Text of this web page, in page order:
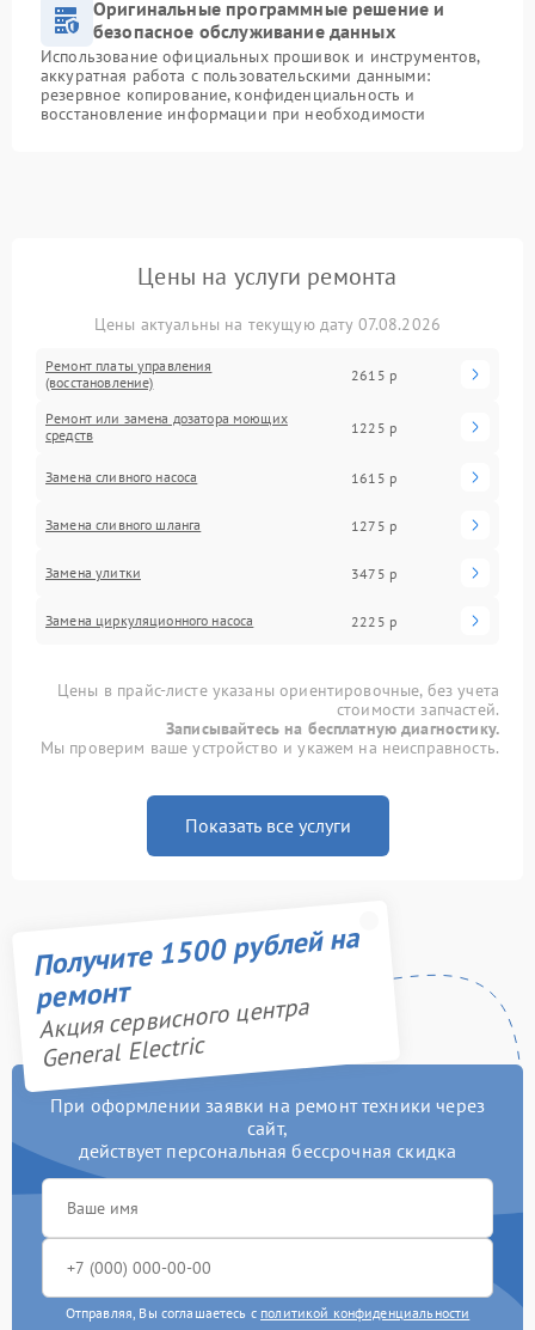
Оригинальные программные решение и
безопасное обслуживание данных
Использование официальных прошивок и инструментов,
аккуратная работа с пользовательскими данными:
резервное копирование, конфиденциальность и
восстановление информации при необходимости
Цены на услуги ремонта
Цены актуальны на текущую дату 07.08.2026
Ремонт платы управления
(восстановление)
2615 р
Ремонт или замена дозатора моющих
средств
1225 р
Замена сливного насоса 1615 р
Замена сливного шланга 1275 р
Замена улитки 3475 р
Замена циркуляционного насоса 2225 р
Цены в прайс-листе указаны ориентировочные, без учета
стоимости запчастей.
Записывайтесь на бесплатную диагностику.
Мы проверим ваше устройство и укажем на неисправность.
Показать все услуги
Получите 1500 рублей на
ремонт
Акция сервисного центра
General Electric
При оформлении заявки на ремонт техники через
сайт,
действует персональная бессрочная скидка
Отправляя, Вы соглашаетесь с политикой конфиденциальности